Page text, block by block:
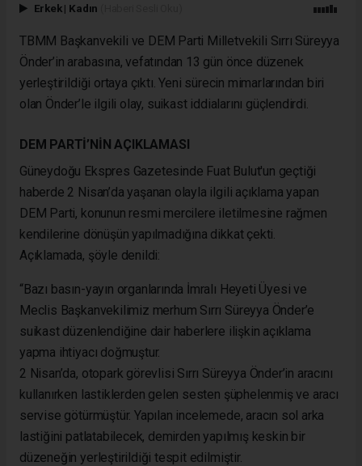
Erkek | Kadın
TBMM Başkanvekili ve DEM Parti Milletvekili Sırrı Süreyya
Önder’in arabasına, vefatından 13 gün önce düzenek
yerleştirildiği ortaya çıktı. Yeni sürecin mimarlarından biri
olan Önder’le ilgili olay, suikast iddialarını güçlendirdi.
DEM PARTİ’NİN AÇIKLAMASI
Güneydoğu Ekspres Gazetesinde Fuat Bulut'un geçtiği
haberde 2 Nisan’da yaşanan olayla ilgili açıklama yapan
DEM Parti, konunun resmi mercilere iletilmesine rağmen
kendilerine dönüşün yapılmadığına dikkat çekti.
Açıklamada, şöyle denildi:
“Bazı basın-yayın organlarında İmralı Heyeti Üyesi ve
Meclis Başkanvekilimiz merhum Sırrı Süreyya Önder’e
suikast düzenlendiğine dair haberlere ilişkin açıklama
yapma ihtiyacı doğmuştur.
2 Nisan’da, otopark görevlisi Sırrı Süreyya Önder’in aracını
kullanırken lastiklerden gelen sesten şüphelenmiş ve aracı
servise götürmüştür. Yapılan incelemede, aracın sol arka
lastiğini patlatabilecek, demirden yapılmış keskin bir
düzeneğin yerleştirildiği tespit edilmiştir.